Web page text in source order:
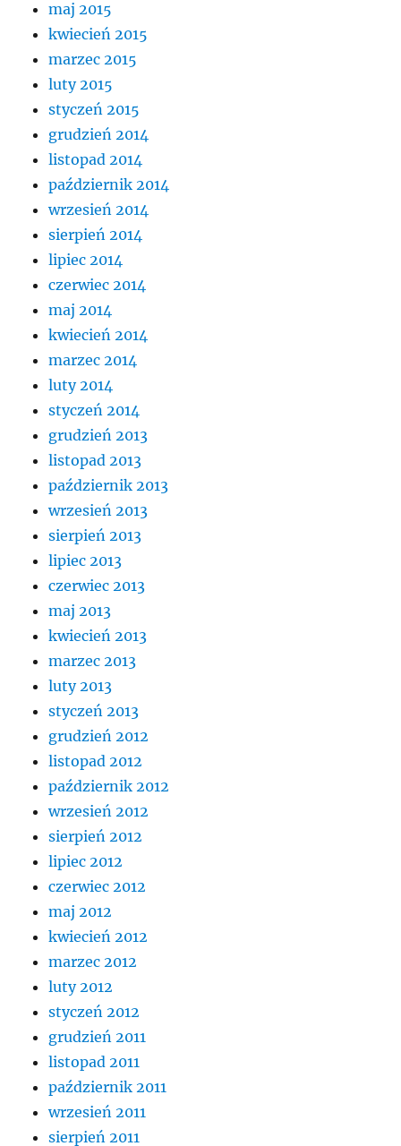
maj 2015
kwiecień 2015
marzec 2015
luty 2015
styczeń 2015
grudzień 2014
listopad 2014
październik 2014
wrzesień 2014
sierpień 2014
lipiec 2014
czerwiec 2014
maj 2014
kwiecień 2014
marzec 2014
luty 2014
styczeń 2014
grudzień 2013
listopad 2013
październik 2013
wrzesień 2013
sierpień 2013
lipiec 2013
czerwiec 2013
maj 2013
kwiecień 2013
marzec 2013
luty 2013
styczeń 2013
grudzień 2012
listopad 2012
październik 2012
wrzesień 2012
sierpień 2012
lipiec 2012
czerwiec 2012
maj 2012
kwiecień 2012
marzec 2012
luty 2012
styczeń 2012
grudzień 2011
listopad 2011
październik 2011
wrzesień 2011
sierpień 2011